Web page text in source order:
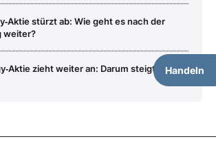
Handeln
stürzt ab: Wie geht es nach der
weiter?
zieht weiter an: Darum steigt der